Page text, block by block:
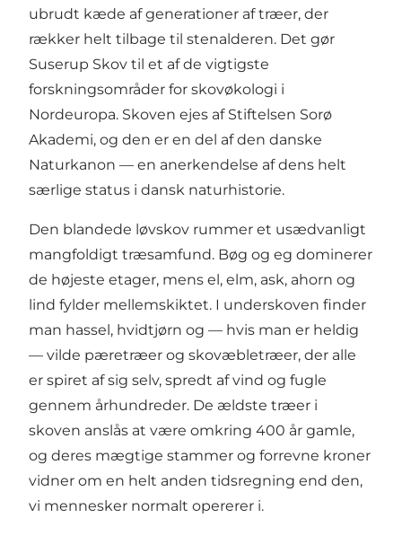
ubrudt kæde af generationer af træer, der
rækker helt tilbage til stenalderen. Det gør
Suserup Skov til et af de vigtigste
forskningsområder for skovøkologi i
Nordeuropa. Skoven ejes af Stiftelsen Sorø
Akademi, og den er en del af den danske
Naturkanon — en anerkendelse af dens helt
særlige status i dansk naturhistorie.
Den blandede løvskov rummer et usædvanligt
mangfoldigt træsamfund. Bøg og eg dominerer
de højeste etager, mens el, elm, ask, ahorn og
lind fylder mellemskiktet. I underskoven finder
man hassel, hvidtjørn og — hvis man er heldig
— vilde pæretræer og skovæbletræer, der alle
er spiret af sig selv, spredt af vind og fugle
gennem århundreder. De ældste træer i
skoven anslås at være omkring 400 år gamle,
og deres mægtige stammer og forrevne kroner
vidner om en helt anden tidsregning end den,
vi mennesker normalt opererer i.